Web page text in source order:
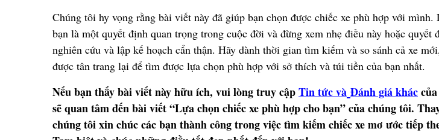
Chúng tôi hy vọng rằng bài viết này đã giúp bạn chọn được chiếc xe phù hợp với mình.
bạn là một quyết định quan trọng trong cuộc đời và đừng xem nhẹ điều này hoặc quyết
nghiên cứu và lập kế hoạch cẩn thận. Hãy dành thời gian tìm kiếm và so sánh cả xe mớ
được tân trang lại để tìm được lựa chọn phù hợp với sở thích và túi tiền của bạn nhất.
Nếu bạn thấy bài viết này hữu ích, vui lòng truy cậpTin tức và Đánh giá kháccủ
sẽquan tâmđến bài viết “Lựa chọn chiếc xe phù hợp cho bạn” của chúng tôi.
chúng tôi xin chúc các bạn thành công trong việc tìm kiếm chiếc xe mơ ước tiếp